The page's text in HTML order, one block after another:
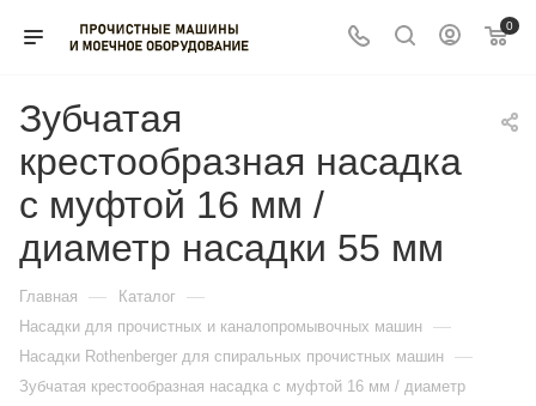
0
Зубчатая
крестообразная насадка
с муфтой 16 мм /
диаметр насадки 55 мм
Главная — Каталог —
Насадки для прочистных и каналопромывочных машин —
Насадки Rothenberger для спиральных прочистных машин —
Зубчатая крестообразная насадка с муфтой 16 мм / диаметр